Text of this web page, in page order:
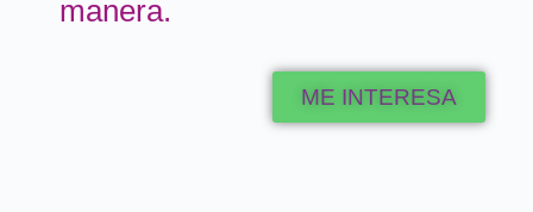
manera.
ME INTERESA